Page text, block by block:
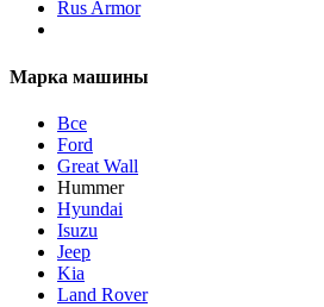
Rus Armor
Марка машины
Все
Ford
Great Wall
Hummer
Hyundai
Isuzu
Jeep
Kia
Land Rover